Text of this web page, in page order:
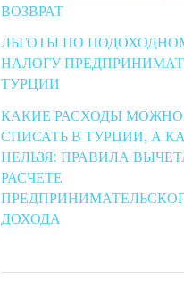
ВОЗВРАТ
ЛЬГОТЫ ПО
НАЛОГУ
ТУРЦИИ
КАКИЕ РАСХОДЫ МОЖНО
СПИСАТЬ В ТУРЦИИ, А
НЕЛЬЗЯ: ПРАВИЛА
РАСЧЕТЕ
ДОХОДА